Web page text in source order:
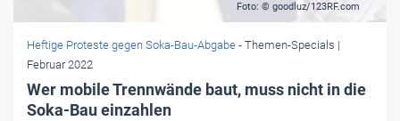
Foto: © goodluz/123RF.com
Heftige Proteste gegen Soka-Bau-Abgabe - Themen-Specials |
Februar 2022
Wer mobile Trennwände baut, muss nicht in die
Soka-Bau einzahlen